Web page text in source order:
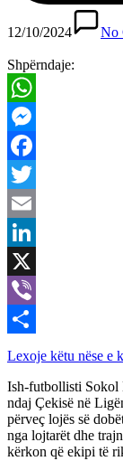
12/10/2024 No
Shpërndaje:
WhatsApp
Messenger
Facebook
Twitter
Email
LinkedIn
X
Viber
Share
Lexoje këtu nëse e
Ish-futbollisti Sokol
ndaj Çekisë në
përveç lojës së
nga lojtarët dhe
kërkon që ekipi të